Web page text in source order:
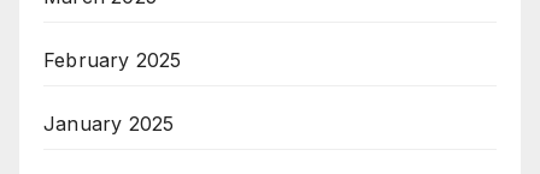
February 2025
January 2025